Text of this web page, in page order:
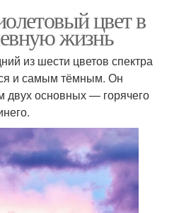
цвет в
жизнь
из шести цветов спектра
и самым тёмным. Он
двух основных — горячего